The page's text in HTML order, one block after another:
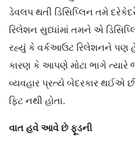
ડેવલપ થતી ડિસિપ્લિન તમે
રિલેશન સુધ્ધાંમાં તમને એ
રહ્યું કે વર્કઆઉટ રિલેશનને પણ
કારણ કે આપણે મોટા ભાગે
વ્યવહાર પ્રત્યે બેદરકાર થઈએ
ફિટ નથી હોતા.
વાત હવે આવે છે ફૂડની